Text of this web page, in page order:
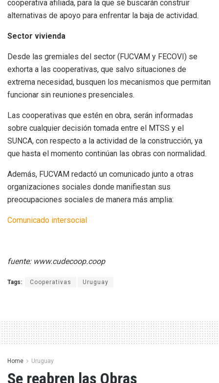
cooperativa afiliada, para la que se buscarán construir
alternativas de apoyo para enfrentar la baja de actividad.
Sector vivienda
Desde las gremiales del sector (FUCVAM y FECOVI) se
exhorta a las cooperativas, que salvo situaciones de
extrema necesidad, busquen los mecanismos que permitan
funcionar sin reuniones presenciales.
Las cooperativas que estén en obra, serán informadas
sobre cualquier decisión tomada entre el MTSS y el
SUNCA, con respecto a la actividad de la construcción, ya
que hasta el momento continúan las obras con normalidad.
Además, FUCVAM redactó un comunicado junto a otras
organizaciones sociales donde manifiestan sus
preocupaciones sociales de manera más amplia:
Comunicado intersocial
fuente: www.cudecoop.coop
Tags: Cooperativas Uruguay
Home Uruguay
Se reabren las Obras